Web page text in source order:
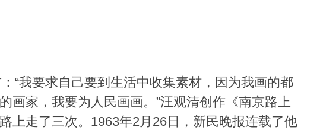
“我要求自己要到生活中收集素材，因为我画的都
画家，我要为人民画画。”汪观清创作《南京路上
上走了三次。1963年2月26日，新民晚报连载了他